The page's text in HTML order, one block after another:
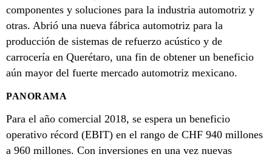
componentes y soluciones para la industria automotriz y
otras. Abrió una nueva fábrica automotriz para la
producción de sistemas de refuerzo acústico y de
carrocería en Querétaro, una fin de obtener un beneficio
aún mayor del fuerte mercado automotriz mexicano.
PANORAMA
Para el año comercial 2018, se espera un beneficio
operativo récord (EBIT) en el rango de CHF 940 millones
a 960 millones. Con inversiones en una vez nuevas